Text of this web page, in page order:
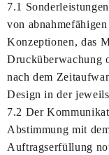
7.1
von
Konzeptionen, das
Drucküberwachung
nach dem
Design in der
7.2 Der
Abstimmung mit
Auftragserfüllung